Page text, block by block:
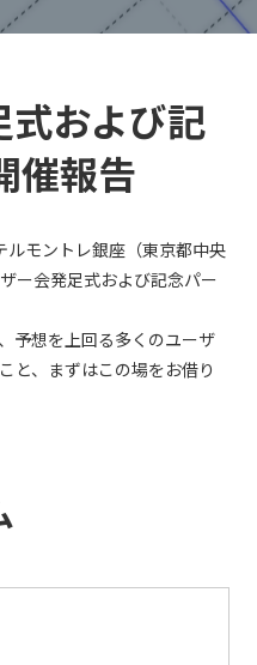
式および記
催報告
モントレ銀座（東京都中央
ー会発足式および記念パー
予想を上回る多くのユーザ
と、まずはこの場をお借り